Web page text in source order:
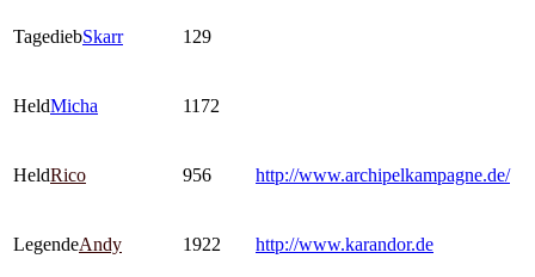
TagediebSkarr 129
HeldMicha 1172
HeldRico 956 http://www.archipelkampagne.de/
LegendeAndy 1922 http://www.karandor.de